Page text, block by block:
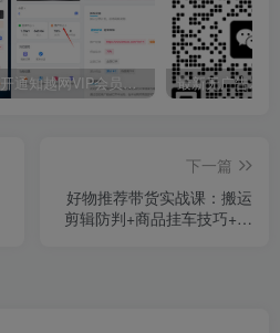
开通知越网VIP会员，尊享全站资源免费下载，享70%的推广提成！！【限时五折优惠】
下一篇
好物推荐带货实战课：搬运
剪辑防判+商品挂车技巧+账